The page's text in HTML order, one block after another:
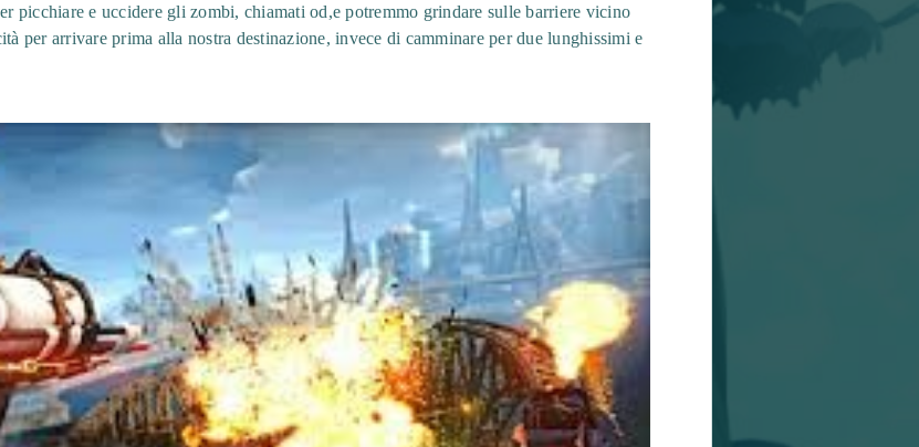
picchiare e uccidere gli zombi, chiamati od,e potremmo grindare sulle barriere vicino
per arrivare prima alla nostra destinazione, invece di camminare per due lunghissimi e